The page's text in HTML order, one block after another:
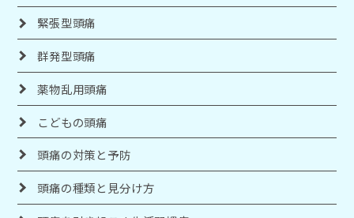
緊張型頭痛
群発型頭痛
薬物乱用頭痛
こどもの頭痛
頭痛の対策と予防
頭痛の種類と見分け方